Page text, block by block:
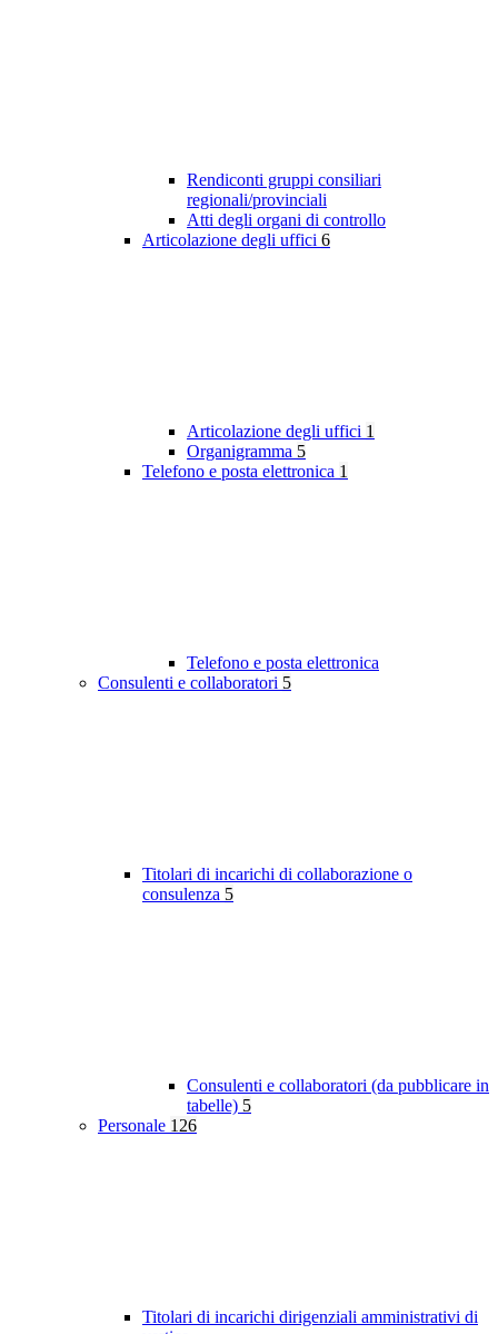
Rendiconti gruppi consiliari
regionali/provinciali
Atti degli organi di controllo
Articolazione degli uffici 6
Articolazione degli uffici 1
Organigramma 5
Telefono e posta elettronica 1
Telefono e posta elettronica
Consulenti e collaboratori 5
Titolari di incarichi di collaborazione o
consulenza 5
Consulenti e collaboratori (da pubblicare in
tabelle) 5
Personale 126
Titolari di incarichi dirigenziali amministrativi di